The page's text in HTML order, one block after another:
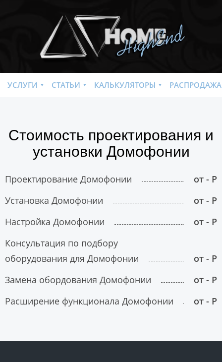
УСЛУГИ СТАТЬИ КАЛЬКУЛЯТОРЫ РАСПРОДАЖА
Стоимость проектирования и
установки Домофонии
Проектирование Домофонии
от - Р
Установка Домофонии
от - Р
Настройка Домофонии
от - Р
Консультация по подбору
оборудования для Домофонии
от - Р
Замена обордования Домофонии
от - Р
Расширение функционала Домофонии
от - Р